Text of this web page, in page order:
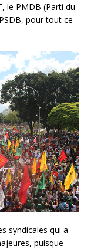
le PMDB (Parti du
pour tout ce
syndicales qui a
puisque